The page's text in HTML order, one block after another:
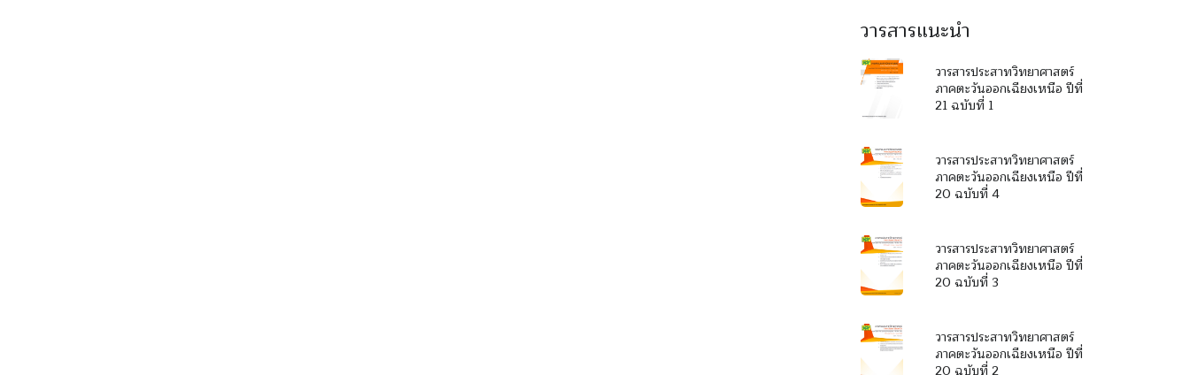
วารสารแนะนำ
วารสารประสาทวิทยาศาสตร์
ภาคตะวันออกเฉียงเหนือ ปีที่
21 ฉบับที่ 1
วารสารประสาทวิทยาศาสตร์
ภาคตะวันออกเฉียงเหนือ ปีที่
20 ฉบับที่ 4
วารสารประสาทวิทยาศาสตร์
ภาคตะวันออกเฉียงเหนือ ปีที่
20 ฉบับที่ 3
วารสารประสาทวิทยาศาสตร์
ภาคตะวันออกเฉียงเหนือ ปีที่